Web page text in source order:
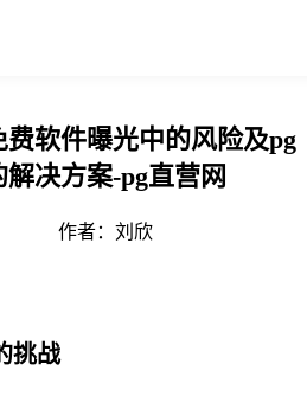
软件曝光中的风险及pg
决方案-pg直营网
作者： 刘欣
挑战